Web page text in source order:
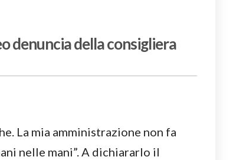
denuncia della consigliera
La mia amministrazione non fa
nelle mani”. A dichiararlo il